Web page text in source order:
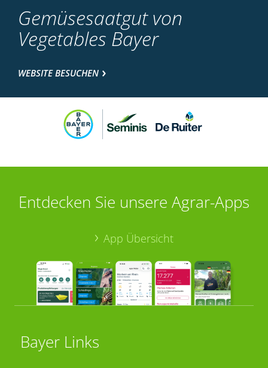
Gemüsesaatgut von
Vegetables Bayer
WEBSITE BESUCHEN
Entdecken Sie unsere Agrar-Apps
App Übersicht
Bayer Links